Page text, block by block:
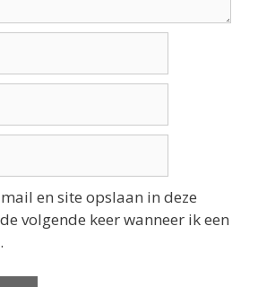
en site opslaan in deze
volgende keer wanneer ik een